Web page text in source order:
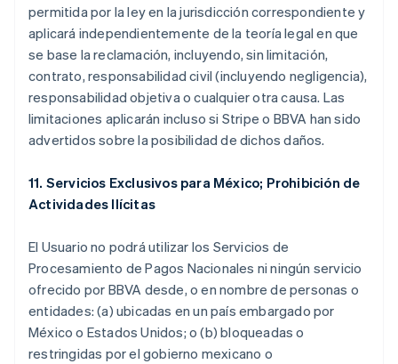
permitida por la ley en la jurisdicción correspondiente y
aplicará independientemente de la teoría legal en que
se base la reclamación, incluyendo, sin limitación,
contrato, responsabilidad civil (incluyendo negligencia),
responsabilidad objetiva o cualquier otra causa. Las
limitaciones aplicarán incluso si Stripe o BBVA han sido
advertidos sobre la posibilidad de dichos daños.
11. Servicios Exclusivos para México; Prohibición de
Actividades Ilícitas
El Usuario no podrá utilizar los Servicios de
Procesamiento de Pagos Nacionales ni ningún servicio
ofrecido por BBVA desde, o en nombre de personas o
entidades: (a) ubicadas en un país embargado por
México o Estados Unidos; o (b) bloqueadas o
restringidas por el gobierno mexicano o